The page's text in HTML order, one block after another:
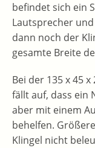
befindet sich ein
Lautsprecher
dann noch der
gesamte Breite
Bei der 135 x 45
fällt auf, dass ein
aber mit einem
behelfen.
Klingel nicht